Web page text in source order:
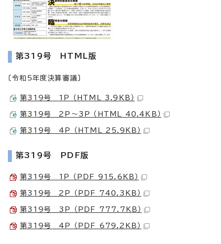
第319号 HTML版
〔令和5年度決算審議〕
第319号 1P （HTML 3.9KB）
第319号 2P～3P （HTML 40.4KB）
第319号 4P （HTML 25.9KB）
第319号 PDF版
第319号 1P （PDF 915.6KB）
第319号 2P （PDF 740.3KB）
第319号 3P （PDF 777.7KB）
第319号 4P （PDF 679.2KB）